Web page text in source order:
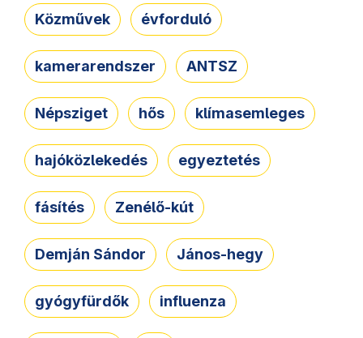
Közművek évforduló
kamerarendszer ANTSZ
Népsziget hős klímasemleges
hajóközlekedés egyeztetés
fásítés Zenélő-kút
Demján Sándor János-hegy
gyógyfürdők influenza